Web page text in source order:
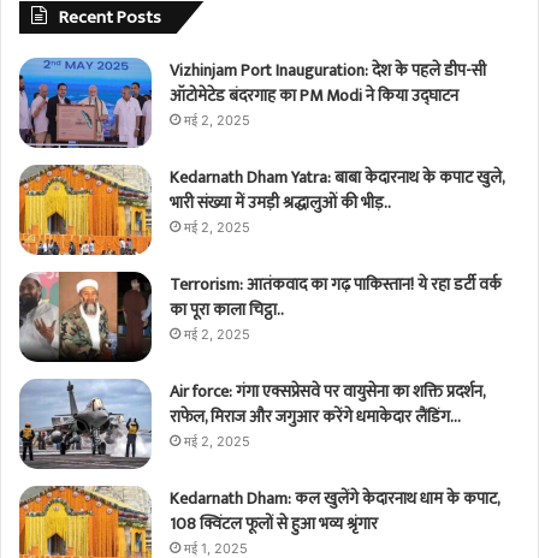
Recent Posts
Vizhinjam Port Inauguration: देश के पहले डीप-सी
ऑटोमेटेड बंदरगाह का PM Modi ने किया उद्घाटन
मई 2, 2025
Kedarnath Dham Yatra: बाबा केदारनाथ के कपाट खुले,
भारी संख्या में उमड़ी श्रद्धालुओं की भीड़..
मई 2, 2025
Terrorism: आतंकवाद का गढ़ पाकिस्तान! ये रहा डर्टी वर्क
का पूरा काला चिट्ठा..
मई 2, 2025
Air force: गंगा एक्सप्रेसवे पर वायुसेना का शक्ति प्रदर्शन,
राफेल, मिराज और जगुआर करेंगे धमाकेदार लैंडिंग…
मई 2, 2025
Kedarnath Dham: कल खुलेंगे केदारनाथ धाम के कपाट,
108 क्विंटल फूलों से हुआ भव्य श्रृंगार
मई 1, 2025